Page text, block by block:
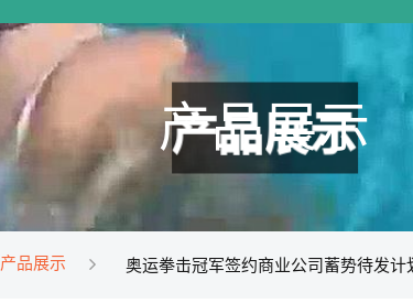
产品展示
产品展示 奥运拳击冠军签约商业公司蓄势待发